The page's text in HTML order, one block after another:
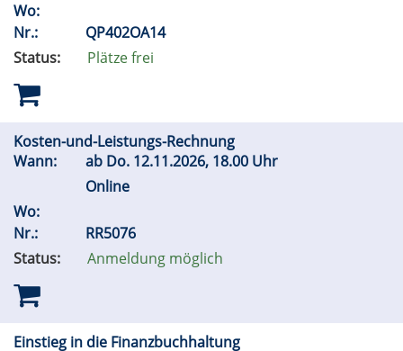
Wo:
Nr.:
QP402OA14
Status:
Plätze frei
Kosten-und-Leistungs-Rechnung
Wann:
ab Do. 12.11.2026, 18.00 Uhr
Online
Wo:
Nr.:
RR5076
Status:
Anmeldung möglich
Einstieg in die Finanzbuchhaltung